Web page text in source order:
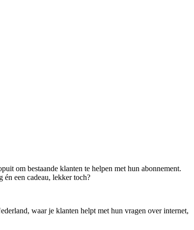
om bestaande klanten te helpen met hun abonnement.
een cadeau, lekker toch?
waar je klanten helpt met hun vragen over internet,